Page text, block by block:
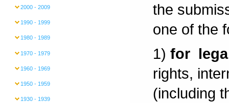
2000 - 2009
1990 - 1999
1980 - 1989
1970 - 1979
1960 - 1969
1950 - 1959
1930 - 1939
the
one of the
1)for
rights,
(including